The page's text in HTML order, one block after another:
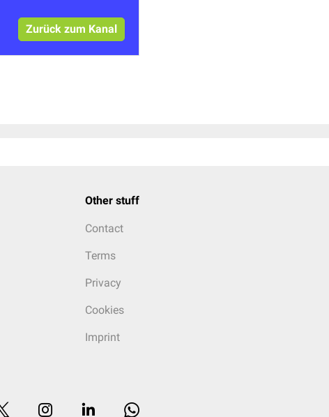
Zurück zum Kanal
Other stuff
Contact
Terms
Privacy
Cookies
Imprint